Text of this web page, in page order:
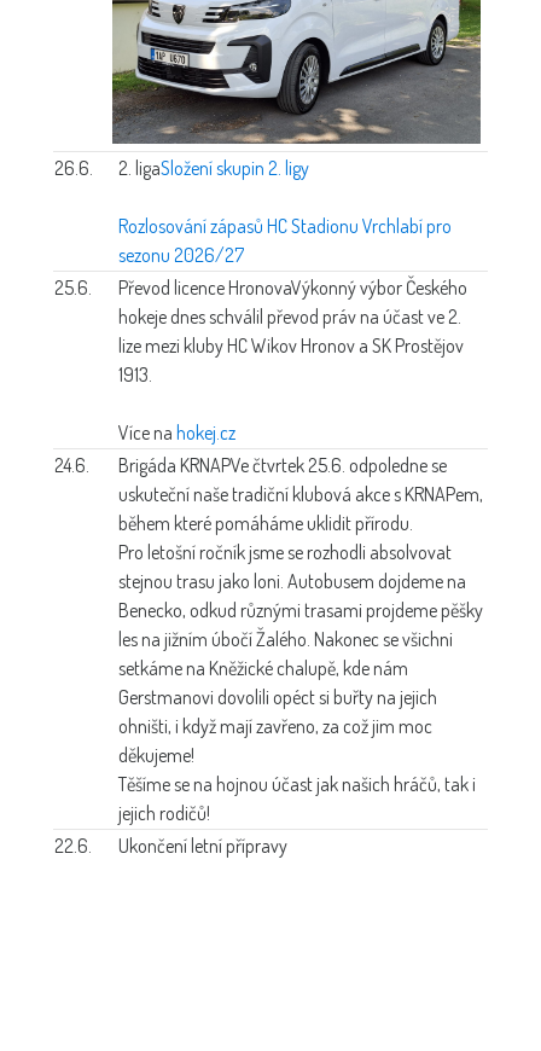
26.6. 2. ligaSložení skupin 2. ligy
Rozlosování zápasů HC Stadionu Vrchlabí pro
sezonu 2026/27
25.6.
Převod licence HronovaVýkonný výbor Českého
hokeje dnes schválil převod práv na účast ve 2.
lize mezi kluby HC Wikov Hronov a SK Prostějov
1913.
Více na hokej.cz
24.6.
Brigáda KRNAPVe čtvrtek 25.6. odpoledne se
uskuteční naše tradiční klubová akce s KRNAPem,
během které pomáháme uklidit přírodu.
Pro letošní ročník jsme se rozhodli absolvovat
stejnou trasu jako loni. Autobusem dojdeme na
Benecko, odkud různými trasami projdeme pěšky
les na jižním úbočí Žalého. Nakonec se všichni
setkáme na Kněžické chalupě, kde nám
Gerstmanovi dovolili opéct si buřty na jejich
ohništi, i když mají zavřeno, za což jim moc
děkujeme!
Těšíme se na hojnou účast jak našich hráčů, tak i
jejich rodičů!
22.6.
Ukončení letní přípravy